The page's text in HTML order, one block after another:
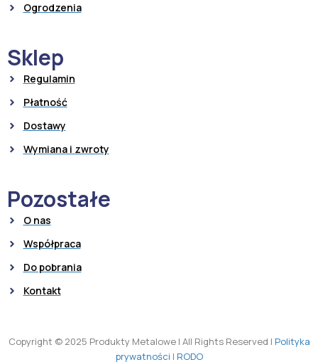
Ogrodzenia
Sklep
Regulamin
Płatność
Dostawy
Wymiana i zwroty
Pozostałe
O nas
Współpraca
Do pobrania
Kontakt
Copyright © 2025 Produkty Metalowe | All Rights Reserved | Polityka
prywatności | RODO